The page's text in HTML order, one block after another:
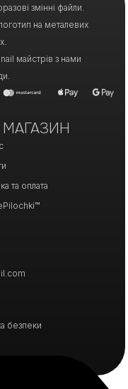
змінні файли.
на металевих
майстрів з нами
та оплата
безпеки